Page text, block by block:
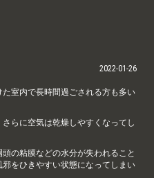
2022-01-26
室内で長時間過ごされる方も多い
らに空気は乾燥しやすくなってし
の粘膜などの水分が失われること
をひきやすい状態になってしまい